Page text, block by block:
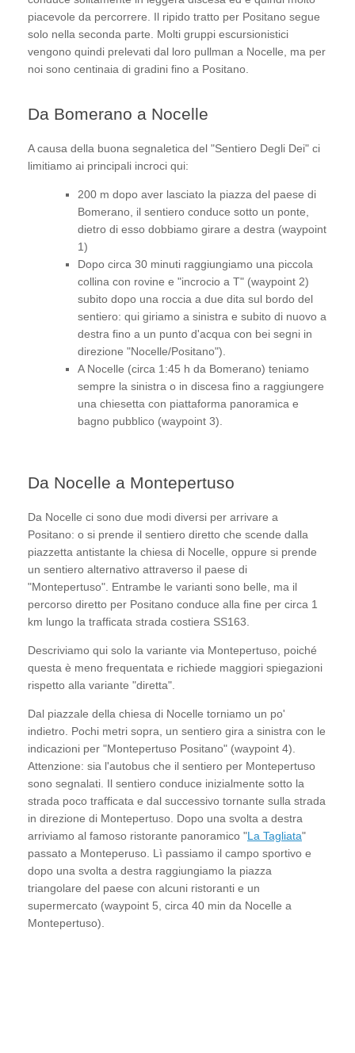
piacevole da percorrere. Il ripido tratto per Positano segue
solo nella seconda parte. Molti gruppi escursionistici
vengono quindi prelevati dal loro pullman a Nocelle, ma per
noi sono centinaia di gradini fino a Positano.
Da Bomerano a Nocelle
A causa della buona segnaletica del "Sentiero Degli Dei" ci
limitiamo ai principali incroci qui:
200 m dopo aver lasciato la piazza del paese di
Bomerano, il sentiero conduce sotto un ponte,
dietro di esso dobbiamo girare a destra (waypoint
1)
Dopo circa 30 minuti raggiungiamo una piccola
collina con rovine e "incrocio a T" (waypoint 2)
subito dopo una roccia a due dita sul bordo del
sentiero: qui giriamo a sinistra e subito di nuovo a
destra fino a un punto d'acqua con bei segni in
direzione "Nocelle/Positano").
A Nocelle (circa 1:45 h da Bomerano) teniamo
sempre la sinistra o in discesa fino a raggiungere
una chiesetta con piattaforma panoramica e
bagno pubblico (waypoint 3).
Da Nocelle a Montepertuso
Da Nocelle ci sono due modi diversi per arrivare a
Positano: o si prende il sentiero diretto che scende dalla
piazzetta antistante la chiesa di Nocelle, oppure si prende
un sentiero alternativo attraverso il paese di
"Montepertuso". Entrambe le varianti sono belle, ma il
percorso diretto per Positano conduce alla fine per circa 1
km lungo la trafficata strada costiera SS163.
Descriviamo qui solo la variante via Montepertuso, poiché
questa è meno frequentata e richiede maggiori spiegazioni
rispetto alla variante "diretta".
Dal piazzale della chiesa di Nocelle torniamo un po'
indietro. Pochi metri sopra, un sentiero gira a sinistra con le
indicazioni per "Montepertuso Positano" (waypoint 4).
Attenzione: sia l'autobus che il sentiero per Montepertuso
sono segnalati. Il sentiero conduce inizialmente sotto la
strada poco trafficata e dal successivo tornante sulla strada
in direzione di Montepertuso. Dopo una svolta a destra
arriviamo al famoso ristorante panoramico "La Tagliata"
passato a Monteperuso. Lì passiamo il campo sportivo e
dopo una svolta a destra raggiungiamo la piazza
triangolare del paese con alcuni ristoranti e un
supermercato (waypoint 5, circa 40 min da Nocelle a
Montepertuso).